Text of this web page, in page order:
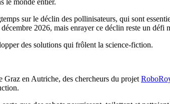
le monde entier.
sur le déclin des pollinisateurs, qui sont
2026, mais enrayer ce déclin reste un défi
des solutions qui frôlent la science-fiction.
Graz en Autriche, des chercheurs du projet